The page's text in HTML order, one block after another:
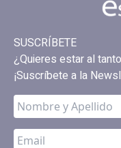
SUSCRÍBETE
¿Quieres estar al
¡Suscríbete a la